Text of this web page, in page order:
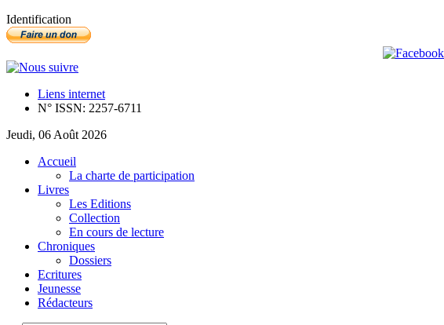
Identification
Liens internet
N° ISSN: 2257-6711
Jeudi, 06 Août 2026
Accueil
La charte de participation
Livres
Les Editions
Collection
En cours de lecture
Chroniques
Dossiers
Ecritures
Jeunesse
Rédacteurs